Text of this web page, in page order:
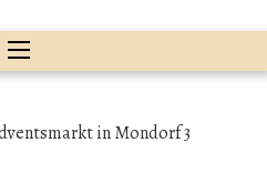
in Mondorf 3